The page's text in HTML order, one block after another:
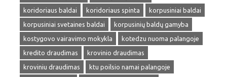
koridoriaus baldai
koridoriaus spinta
korpusiniai baldai
korpusiniai svetaines baldai
korpusinių baldų gamyba
kostygovo vairavimo mokykla
kotedzu nuoma palangoje
kredito draudimas
krovinio draudimas
kroviniu draudimas
ktu poilsio namai palangoje